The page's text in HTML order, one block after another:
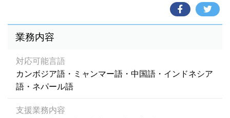
業務内容
対応可能言語
カンボジア語・ミャンマー語・中国語・インドネシア
語・ネパール語
支援業務内容